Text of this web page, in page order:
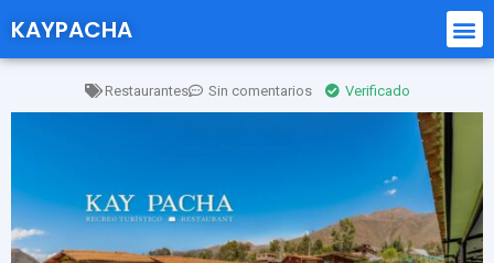
KAYPACHA
Restaurantes Sin comentarios Verificado